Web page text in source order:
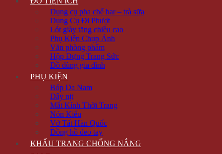
Dụng cụ pha chế bar – trà sữa
Dụng Cụ Đi Phượt
Lót giày tăng chiều cao
Phụ Kiện Chụp Ảnh
Văn phòng phẩm
Hộp Đựng Trang Sức
Đồ dùng gia đình
PHỤ KIỆN
Bóp Da Nam
Dây nịt
Mắt Kính Thời Trang
Nón Kiểu
Vớ Tất Hàn Quốc
Đồng hồ đeo tay
KHẨU TRANG CHỐNG NẮNG